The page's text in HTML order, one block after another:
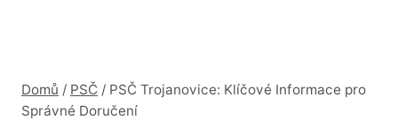
Domů / PSČ / PSČ Trojanovice: Klíčové Informace pro
Správné Doručení